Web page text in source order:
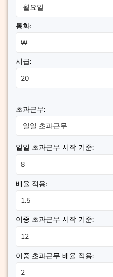
통화:
시급:
초과근무:
일일 초과근무 시작 기준:
배율 적용:
이중 초과근무 시작 기준:
이중 초과근무 배율 적용: